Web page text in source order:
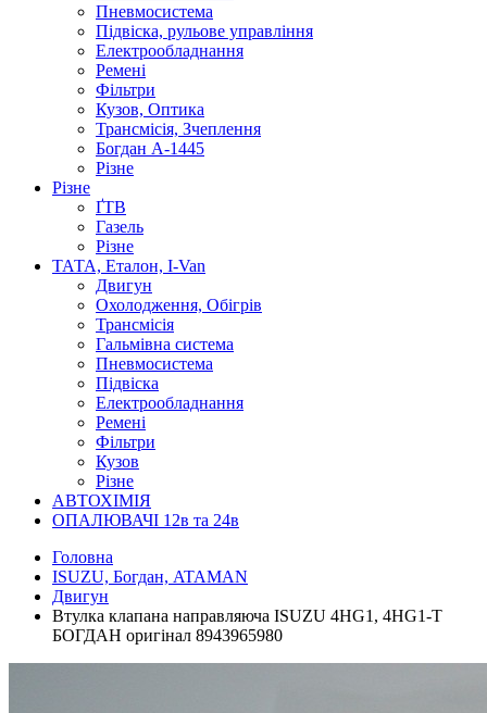
Пневмосистема
Підвіска, рульове управління
Електрообладнання
Ремені
Фільтри
Кузов, Оптика
Трансмісія, Зчеплення
Богдан А-1445
Різне
Різне
ҐТВ
Газель
Різне
ТАТА, Еталон, I-Van
Двигун
Охолодження, Обігрів
Трансмісія
Гальмівна система
Пневмосистема
Підвіска
Електрообладнання
Ремені
Фільтри
Кузов
Різне
АВТОХІМІЯ
ОПАЛЮВАЧІ 12в та 24в
Головна
ISUZU, Богдан, ATAMAN
Двигун
Втулка клапана направляюча ISUZU 4HG1, 4HG1-T
БОГДАН оригінал 8943965980